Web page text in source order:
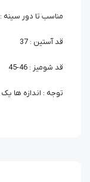
مناسب تا دور سینه : 120
قد آستین : 37
قد شومیز : 46-45
توجه : اندازه ها